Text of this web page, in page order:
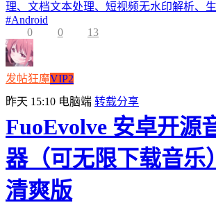
理、文档文本处理、短视频无水印解析、
#Android
0
0 13
发帖狂魔VIP2
昨天 15:10 电脑端 转载分享
FuoEvolve 安卓开源
器（可无限下载音乐
清爽版